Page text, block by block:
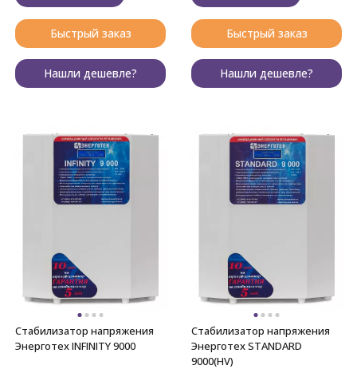
Быстрый заказ
Нашли дешевле?
Быстрый заказ
Нашли дешевле?
Стабилизатор напряжения
Энерготех INFINITY 9000
Стабилизатор напряжения
Энерготех STANDARD
9000(HV)